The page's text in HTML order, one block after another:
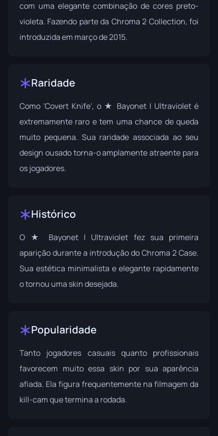
com uma elegante combinação de cores preto-
violeta. Fazendo parte da Chroma 2 Collection, foi
introduzida em março de 2015.
Raridade
Como 'Covert Knife', o ★ Bayonet | Ultraviolet é
extremamente raro e tem uma chance de queda
muito pequena. Sua raridade associada ao seu
design ousado torna-o amplamente atraente para
os jogadores.
Histórico
O ★ Bayonet | Ultraviolet fez sua primeira
aparição durante a introdução doChroma 2 Case.
Sua estética minimalista e elegante rapidamente
o tornou uma skin desejada.
Popularidade
Tanto jogadores casuais quanto profissionais
favorecem muito essa skin por sua aparência
afiada. Ela figura frequentemente na filmagem da
kill-cam que termina a rodada.